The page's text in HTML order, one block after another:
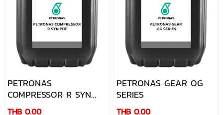
PETRONAS
COMPRESSOR R SYN
POE
THB 0.00
PETRONAS GEAR OG
SERIES
THB 0.00